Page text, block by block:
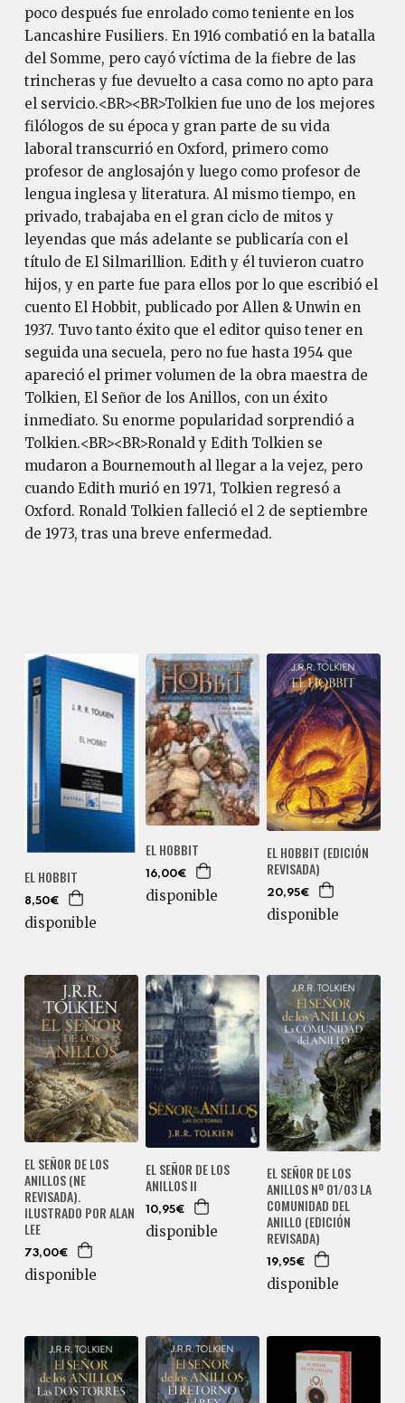
poco después fue enrolado como teniente en los
Lancashire Fusiliers. En 1916 combatió en la batalla
del Somme, pero cayó víctima de la fiebre de las
trincheras y fue devuelto a casa como no apto para
el servicio.<BR><BR>Tolkien fue uno de los mejores
filólogos de su época y gran parte de su vida
laboral transcurrió en Oxford, primero como
profesor de anglosajón y luego como profesor de
lengua inglesa y literatura. Al mismo tiempo, en
privado, trabajaba en el gran ciclo de mitos y
leyendas que más adelante se publicaría con el
título de El Silmarillion. Edith y él tuvieron cuatro
hijos, y en parte fue para ellos por lo que escribió el
cuento El Hobbit, publicado por Allen & Unwin en
1937. Tuvo tanto éxito que el editor quiso tener en
seguida una secuela, pero no fue hasta 1954 que
apareció el primer volumen de la obra maestra de
Tolkien, El Señor de los Anillos, con un éxito
inmediato. Su enorme popularidad sorprendió a
Tolkien.<BR><BR>Ronald y Edith Tolkien se
mudaron a Bournemouth al llegar a la vejez, pero
cuando Edith murió en 1971, Tolkien regresó a
Oxford. Ronald Tolkien falleció el 2 de septiembre
de 1973, tras una breve enfermedad.
EL HOBBIT
8,50€
disponible
EL HOBBIT
16,00€
disponible
EL HOBBIT (EDICIÓN
REVISADA)
20,95€
disponible
EL SEÑOR DE LOS
ANILLOS (NE
REVISADA).
ILUSTRADO POR ALAN
LEE
73,00€
disponible
EL SEÑOR DE LOS
ANILLOS II
10,95€
disponible
EL SEÑOR DE LOS
ANILLOS Nº 01/03 LA
COMUNIDAD DEL
ANILLO (EDICIÓN
REVISADA)
19,95€
disponible